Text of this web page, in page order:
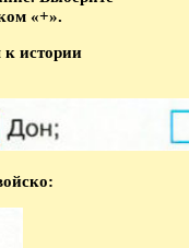
«+».
к истории